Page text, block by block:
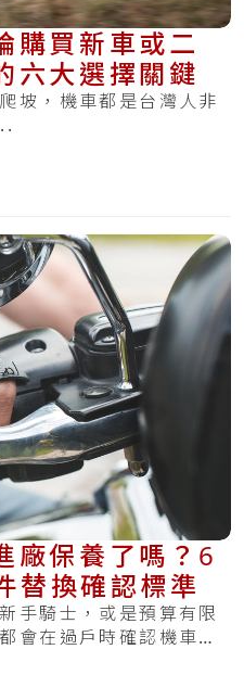
購買新車或二
六大選擇關鍵
坡，機車都是台灣人非
廠保養了嗎？6
替換確認標準
手騎士，或是預算有限
會在過戶時確認機車的